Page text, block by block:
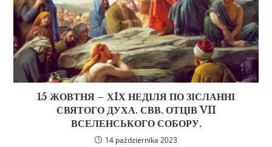
15 ЖОВТНЯ – ХIХ НЕДІЛЯ ПО ЗІСЛАННІ
СВЯТОГО ДУХА. СВВ. ОТЦІВ VII
ВСЕЛЕНСЬКОГО СОБОРУ.
14 października 2023